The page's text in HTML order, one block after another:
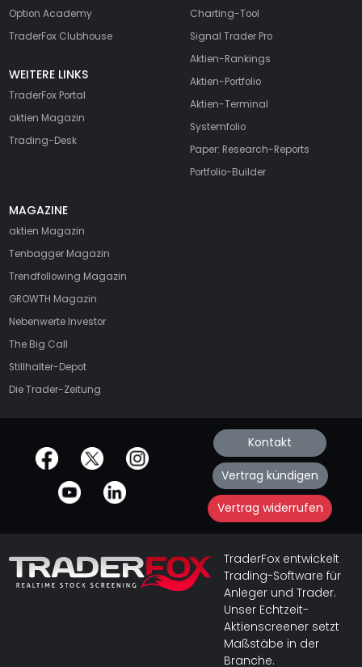
Option Academy
TraderFox Clubhouse
WEITERE LINKS
TraderFox Portal
aktien Magazin
Trading-Desk
Charting-Tool
Signal Trader Pro
Aktien-Rankings
Aktien-Portfolio
Aktien-Terminal
Systemfolio
Paper: Research-Reports
Portfolio-Builder
MAGAZINE
aktien Magazin
Tenbagger Magazin
Trendfollowing Magazin
GROWTH Magazin
Nebenwerte Investor
The Big Call
Stillhalter-Depot
Die Trader-Zeitung
offizielle Social Media-Accounts Kontakt
Vertrag kündigen
Vertrag widerrufen
TraderFox entwickelt
Trading-Software für
Anleger und Trader.
Unser Echtzeit-
Aktienscreener setzt
Maßstäbe in der
Branche.